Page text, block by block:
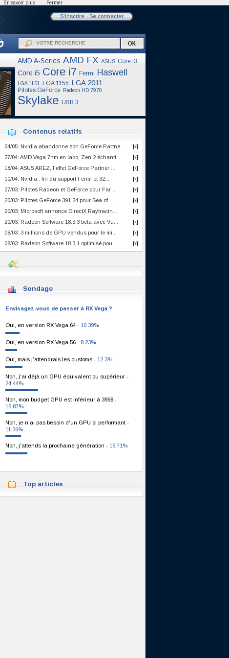
S'inscrire- Se connecter
AMD A-Series AMD FX ASUS Core i3
Core i5 Core i7 Fermi Haswell
LGA 1151 LGA 1155 LGA 2011
Pilotes GeForce Radeon HD 7970
Skylake USB 3
Contenus relatifs
[+]
04/05: Nvidia abandonne son GeForce Partne...
[+]
27/04: AMD Vega 7nm en labo, Zen 2 échanti...
[+]
18/04: ASUS AREZ, l'effet GeForce Partner ...
[+]
10/04: Nvidia : fin du support Fermi et 32...
[+]
27/03: Pilotes Radeon et GeForce pour Far ...
[+]
20/03: Pilotes GeForce 391.24 pour Sea of ...
[+]
20/03: Microsoft annonce DirectX Raytracin...
[+]
20/03: Radeon Software 18.3.3 beta avec Vu...
[+]
08/03: 3 millions de GPU vendus pour le mi...
[+]
08/03: Radeon Software 18.3.1 optimisé pou...
Sondage
Envisagez-vous de passer à RX Vega ?
Oui, en version RX Vega 64 - 10.39%
Oui, en version RX Vega 56 - 8.23%
Oui, mais j'attendrais les customs - 12.3%
Non, j'ai déjà un GPU équivalent ou supérieur -
24.44%
Non, mon budget GPU est inférieur à 399$ -
16.87%
Non, je n'ai pas besoin d'un GPU si performant -
11.06%
Non, j'attends la prochaine génération - 16.71%
Top articles
En savoir plus Fermer